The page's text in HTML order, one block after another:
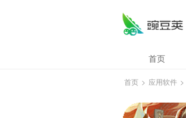
首页
首页 > 应用软件 >